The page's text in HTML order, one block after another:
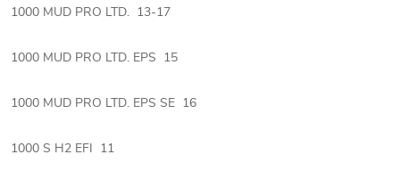
1000 MUD PRO LTD. 13-17
1000 MUD PRO LTD. EPS 15
1000 MUD PRO LTD. EPS SE 16
1000 S H2 EFI 11